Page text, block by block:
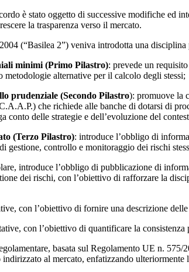
è stato oggetto di successive modifiche ed
la trasparenza verso il mercato.
(“Basilea 2”) veniva introdotta una
minimi (Primo Pilastro): prevede un
metodologie alternative per il calcolo degli stessi;
prudenziale (Secondo Pilastro): promuove la
che richiede alle banche di dotarsi di
conto delle strategie e dell’evoluzione del
(Terzo Pilastro): introduce l’obbligo di
gestione, controllo e monitoraggio dei rischi
introduce l’obbligo di pubblicazione di
dei rischi, con l’obiettivo di rafforzare la
con l’obiettivo di fornire una descrizione
con l’obiettivo di quantificare la
basata sul Regolamento UE n.
al mercato, enfatizzando